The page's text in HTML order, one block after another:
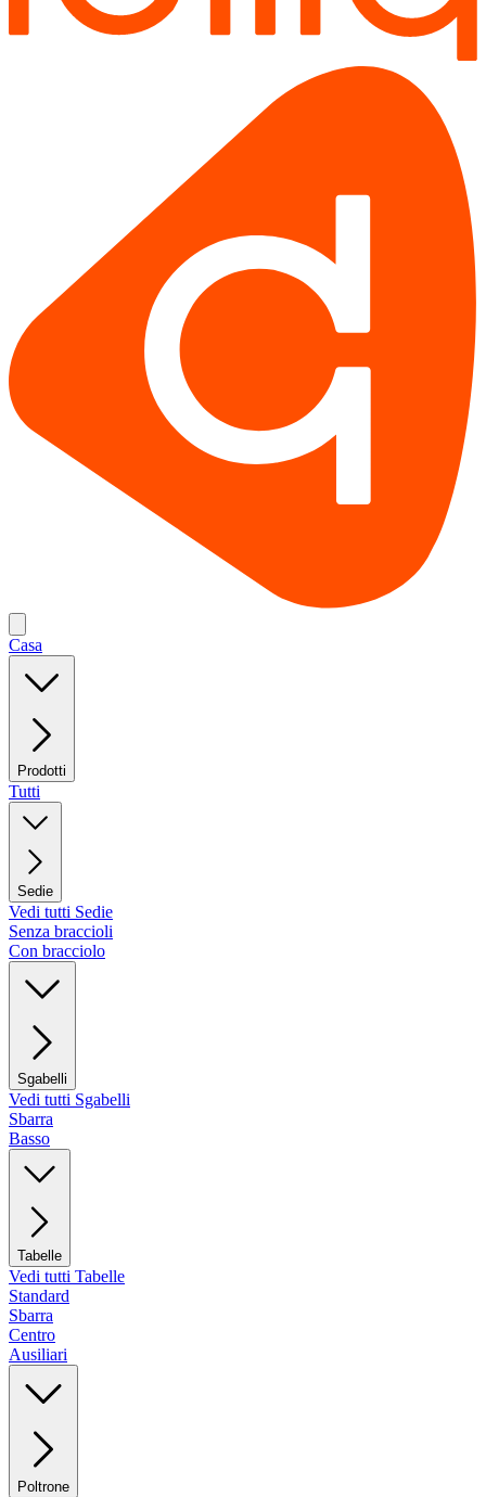
Casa
Prodotti
Tutti
Sedie
Vedi tutti Sedie
Senza braccioli
Con bracciolo
Sgabelli
Vedi tutti Sgabelli
Sbarra
Basso
Tabelle
Vedi tutti Tabelle
Standard
Sbarra
Centro
Ausiliari
Poltrone